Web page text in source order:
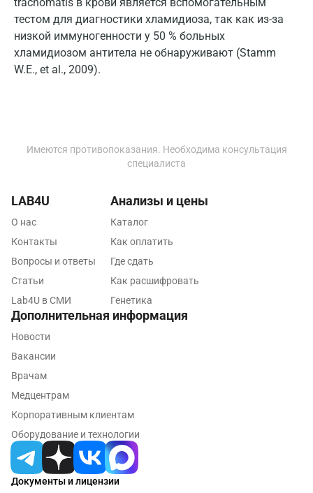
тестом для диагностики хламидиоза, так как из-за
низкой иммуногенности у 50 % больных
хламидиозом антитела не обнаруживают (Stamm
W.E., et al., 2009).
Коломна
Королев
Лабинск
Лобня
Майкоп
Мурманск
Мытищи
Набережные Челны
Имеются противопоказания. Необходима консультация
специалиста
Документы и лицензии
LAB4U
О нас
Контакты
Вопросы и ответы
Статьи
Lab4U в СМИ
Анализы и цены
Каталог
Как оплатить
Где сдать
Как расшифровать
Генетика
Дополнительная информация
Новости
Вакансии
Врачам
Медцентрам
Корпоративным клиентам
Оборудование и технологии